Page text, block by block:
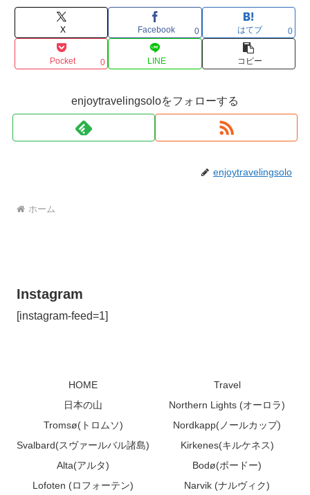
X Facebook 0 はてブ 0
Pocket 0 LINE コピー
enjoytravelingsoloをフォローする
enjoytravelingsolo
ホーム
Instagram
[instagram-feed=1]
HOME
Travel
日本の山
Northern Lights (オーロラ)
Tromsø(トロムソ)
Nordkapp(ノールカップ)
Svalbard(スヴァールバル諸島)
Kirkenes(キルケネス)
Alta(アルタ)
Bodø(ボードー)
Lofoten (ロフォーテン)
Narvik (ナルヴィク)